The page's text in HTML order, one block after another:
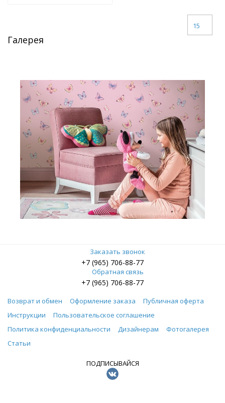
15
Галерея
Заказать звонок
+7 (965) 706-88-77
Обратная связь
+7 (965) 706-88-77
Возврат и обмен Оформление заказа
Публичная оферта
Инструкции
Пользовательское соглашение
Политика конфиденциальности
Дизайнерам
Фотогалерея
Статьи
ПОДПИСЫВАЙСЯ